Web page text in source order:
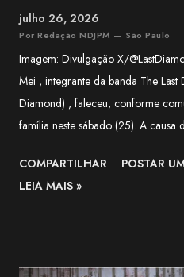
julho 26, 2026
Por Redação NDJPM — São Paulo
Imagem: Divulgação X/
Mei , integrante da banda The Last
Diamond) , faleceu, conforme
família neste sábado (25). A causa
sua trajetória e lamentou a forma
comunicada. O funeral será
COMPARTILHAR
POSTAR
LEIA MAIS »